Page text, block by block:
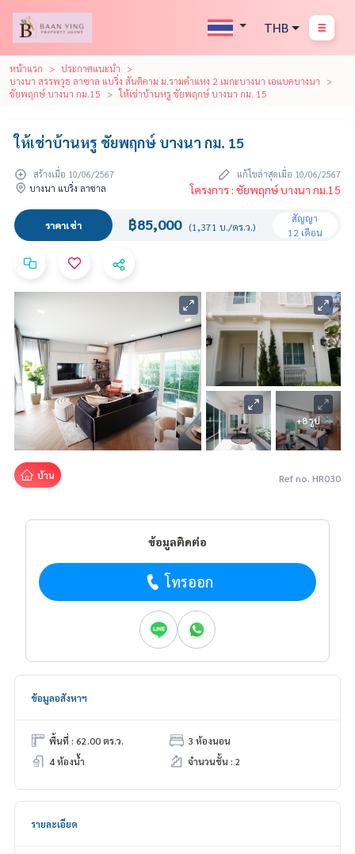
THB
หน้าแรก
ประกาศแนะนำ
บางนา สรรพวุธ ลาซาล แบริ่ง สันติคาม ม.รามคำแหง 2 เมกะบางนา เอแบคบางนา
ชัยพฤกษ์ บางนา กม.15
ให้เช่าบ้านหรู ชัยพฤกษ์​ บางนา กม. 15
ให้เช่าบ้านหรู ชัยพฤกษ์​ บางนา กม. 15
สร้างเมื่อ 10/06/2567
แก้ไขล่าสุดเมื่อ 10/06/2567
บางนา แบริ่ง ลาซาล
โครงการ : ชัยพฤกษ์ บางนา กม.15
ราคาเช่า ฿85,000 (1,371 บ./ตร.ว.)
สัญญา
12 เดือน
+8 รูป
บ้าน Ref no. HR030
ข้อมูลติดต่อ
โทรออก
ข้อมูลอสังหาฯ
พื้นที่ : 62.00 ตร.ว.
3 ห้องนอน
4 ห้องน้ำ
จำนวนชั้น : 2
รายละเอียด